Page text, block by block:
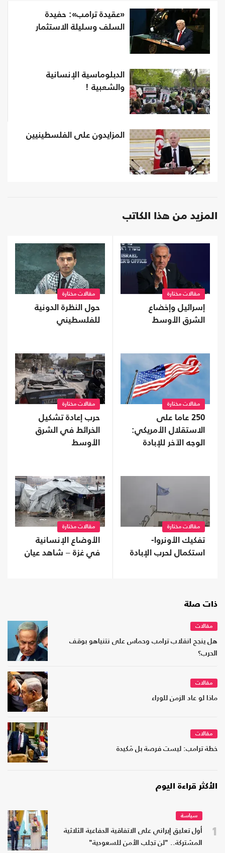
«عقيدة ترامب»: حفيدة
السلف وسليلة الاستثمار
الدبلوماسية الإنسانية
والشعبية !
المزايدون على الفلسطينيين
المزيد من هذا الكاتب
مقالات مختارة
إسرائيل وإخضاع
الشرق الأوسط
مقالات مختارة
حول النظرة الدونية
للفلسطيني
مقالات مختارة
250 عاما على
الاستقلال الأمريكي:
الوجه الآخر للإبادة
مقالات مختارة
حرب إعادة تشكيل
الخرائط في الشرق
الأوسط
مقالات مختارة
تفكيك الأونروا-
استكمال لحرب الإبادة
مقالات مختارة
الأوضاع الإنسانية
في غزة – شاهد عيان
ذات صلة
مقالات
هل ينجح انقلاب ترامب وحماس على نتنياهو بوقف
الحرب؟
مقالات
ماذا لو عاد الزمن للوراء
مقالات
خطة ترامب: ليست فرصة بل مَكيدة
الأكثر قراءة اليوم
1
سياسة
أول تعليق إيراني على الاتفاقية الدفاعية الثلاثية
المشتركة.. "لن تجلب الأمن للسعودية"